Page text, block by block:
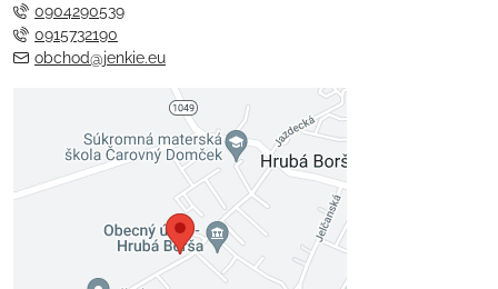
0904290539
0915732190
obchod@jenkie.eu
Externý obsah je blokovaný
Voľbami súkromia
Prajete si načítať externý obsah?
Povoliť tentokrát